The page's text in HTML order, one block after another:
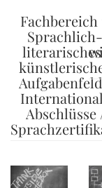
Fachbereich
Sprachlich-
Abschlüsse